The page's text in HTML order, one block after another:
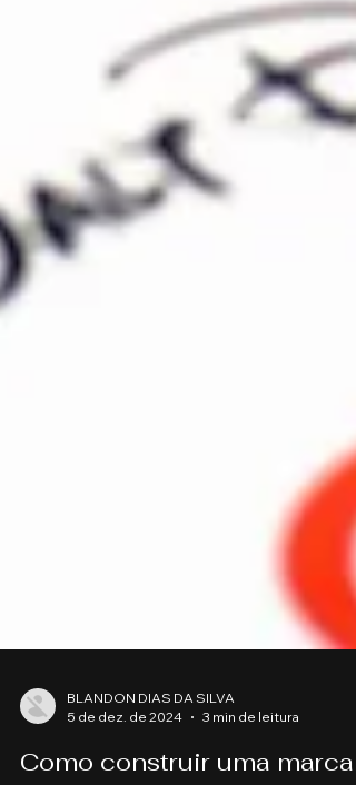
5 de dez. de 2024
3 min de leitura